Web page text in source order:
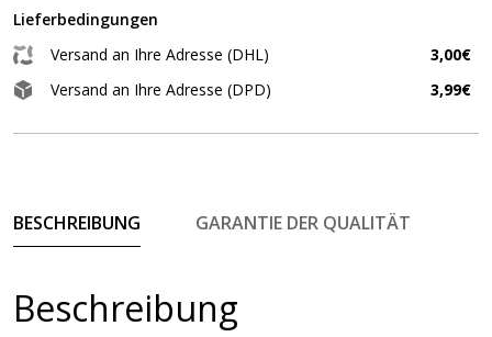
Lieferbedingungen
Versand an Ihre Adresse (DHL)
3,00€
Versand an Ihre Adresse (DPD)
3,99€
BESCHREIBUNG GARANTIE DER QUALITÄT
Beschreibung